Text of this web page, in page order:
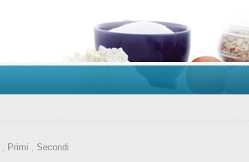
, Primi , Secondi